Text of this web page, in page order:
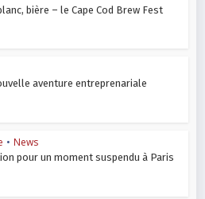
bière – le Cape Cod Brew Fest
aventure entreprenariale
• News
pour un moment suspendu à Paris